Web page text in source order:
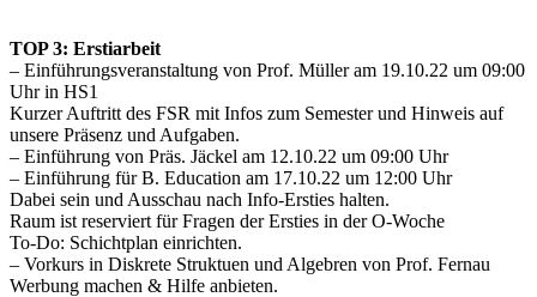
TOP 3: Erstiarbeit
– Einführungsveranstaltung von Prof. Müller am 19.10.22 um 09:00
Uhr in HS1
Kurzer Auftritt des FSR mit Infos zum Semester und Hinweis auf
unsere Präsenz und Aufgaben.
– Einführung von Präs. Jäckel am 12.10.22 um 09:00 Uhr
– Einführung für B. Education am 17.10.22 um 12:00 Uhr
Dabei sein und Ausschau nach Info-Ersties halten.
Raum ist reserviert für Fragen der Ersties in der O-Woche
To-Do: Schichtplan einrichten.
– Vorkurs in Diskrete Struktuen und Algebren von Prof. Fernau
Werbung machen & Hilfe anbieten.